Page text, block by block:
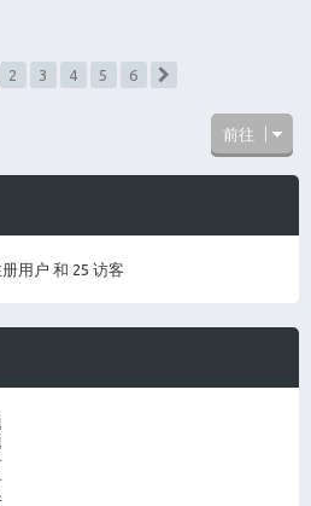
2 3 4 5
6
前往
用户 和 25 访客